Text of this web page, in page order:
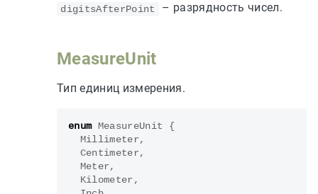
digitsAfterPoint – разрядность чисел.
MeasureUnit
Тип единиц измерения.
enum MeasureUnit
{
Millimeter ,
Centimeter ,
Meter ,
Kilometer ,